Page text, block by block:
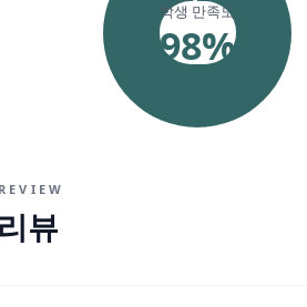
학생 만족도
98%
뷰